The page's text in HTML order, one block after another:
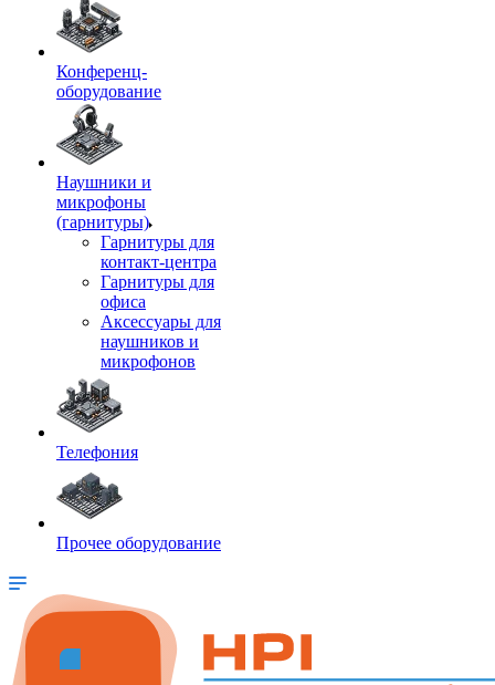
Конференц-
оборудование
Наушники и
микрофоны
(гарнитуры)
Гарнитуры для
контакт-центра
Гарнитуры для
офиса
Аксессуары для
наушников и
микрофонов
Телефония
Прочее оборудование